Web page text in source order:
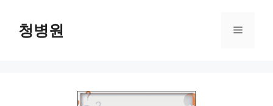
청병원 메